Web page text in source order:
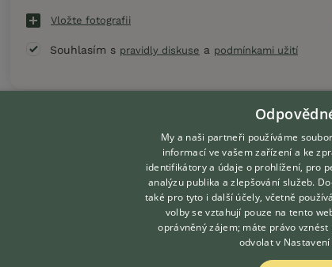
Vložte fotografii
Souhlasím s pravidly diskuse a podmínkami užití
KONTAKT DO REDAKCE
DOMOVSKÁ STRÁNKA
INZERCE
DISKUSE
My a naši partneři používáme
informací ve vašem zařízení a ke
identifikátory a údaje o prohlížení, pro
analýzu publika a zlepšování služeb.
také pro tyto i další účely, včetně
volby se vztahují pouze na tento
oprávněný zájem; máte právo vznést
odvolat v